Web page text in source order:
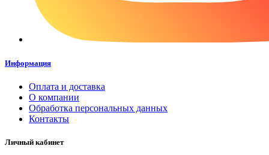
Информация
Оплата и доставка
О компании
Обработка персональных данных
Контакты
Личный кабинет